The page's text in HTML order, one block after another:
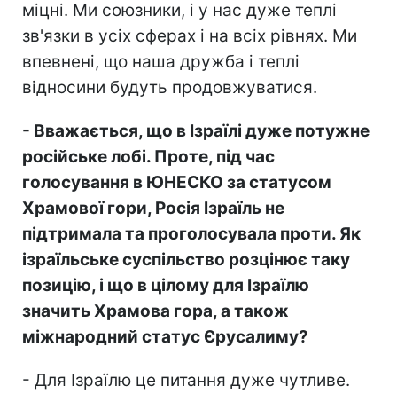
міцні. Ми союзники, і у нас дуже теплі
зв'язки в усіх сферах і на всіх рівнях. Ми
впевнені, що наша дружба і теплі
відносини будуть продовжуватися.
- Вважається, що в Ізраїлі дуже потужне
російське лобі. Проте, під час
голосування в ЮНЕСКО за статусом
Храмової гори, Росія Ізраїль не
підтримала та проголосувала проти. Як
ізраїльське суспільство розцінює таку
позицію, і що в цілому для Ізраїлю
значить Храмова гора, а також
міжнародний статус Єрусалиму?
- Для Ізраїлю це питання дуже чутливе.